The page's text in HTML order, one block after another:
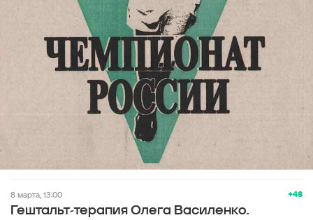
+48
8 марта, 13:00
Гештальт-терапия Олега Василенко.